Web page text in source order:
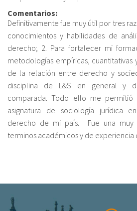
Sobre el IISJ
Residencia Antia
Oñati
Calendario
Galería de fotos
Comentarios:
Definitivamente fue muy útil por tres
conocimientos y habilidades de
derecho; 2. Para fortalecer mi
metodologías empíricas, cuantitativas
de la relación entre derecho y
disciplina de L&S en general y
comparada. Todo ello me permitió
asignatura de sociología jurídica
derecho de mi país. Fue una muy
terminos académicos y de experiencia